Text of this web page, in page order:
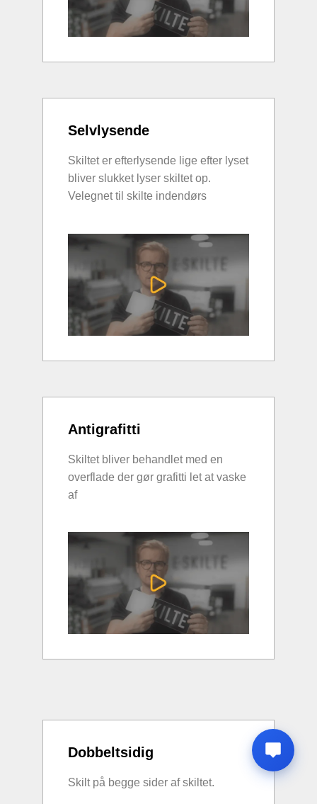
Selvlysende
Skiltet er efterlysende lige efter lyset
bliver slukket lyser skiltet op.
Velegnet til skilte indendørs
Antigrafitti
Skiltet bliver behandlet med en
overflade der gør grafitti let at vaske
af
Dobbeltsidig
Skilt på begge sider af skiltet.